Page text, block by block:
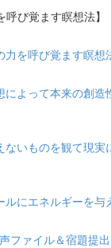
び覚ます瞑想法】
を呼び覚ます瞑想
よって本来の創造
いものを観て現実
にエネルギーを与
ファイル＆宿題提出